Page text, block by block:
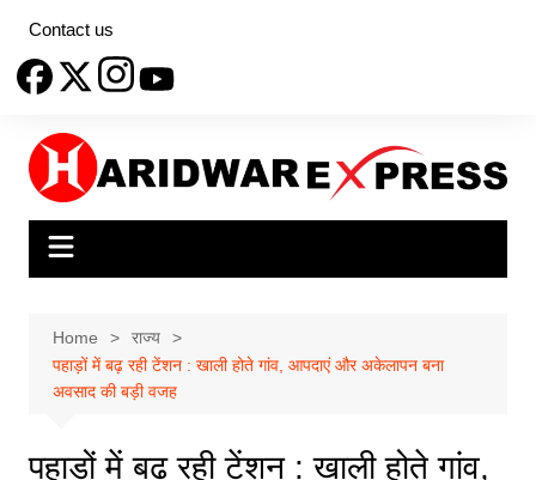
content
Contact us
Home
राज्य
पहाड़ों में बढ़ रही टेंशन : खाली होते गांव, आपदाएं और अकेलापन बना
अवसाद की बड़ी वजह
पहाड़ों में बढ़ रही टेंशन : खाली होते गांव,